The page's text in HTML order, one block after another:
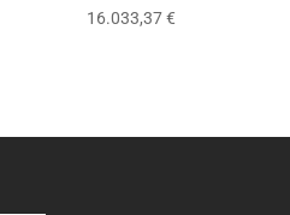
16.033,37€